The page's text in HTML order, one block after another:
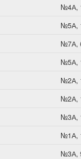
№4А,
№5А,
№7А,
№5А,
№2А,
№2А,
№3А,
№1А,
№3А,